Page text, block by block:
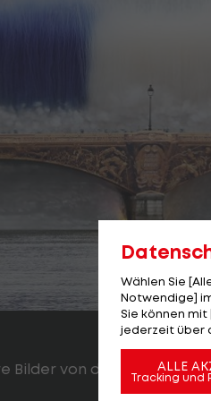
Bilder von der
Wählen Sie
Notwendige]
Sie können
jederzeit über
ALLE
Tracking und